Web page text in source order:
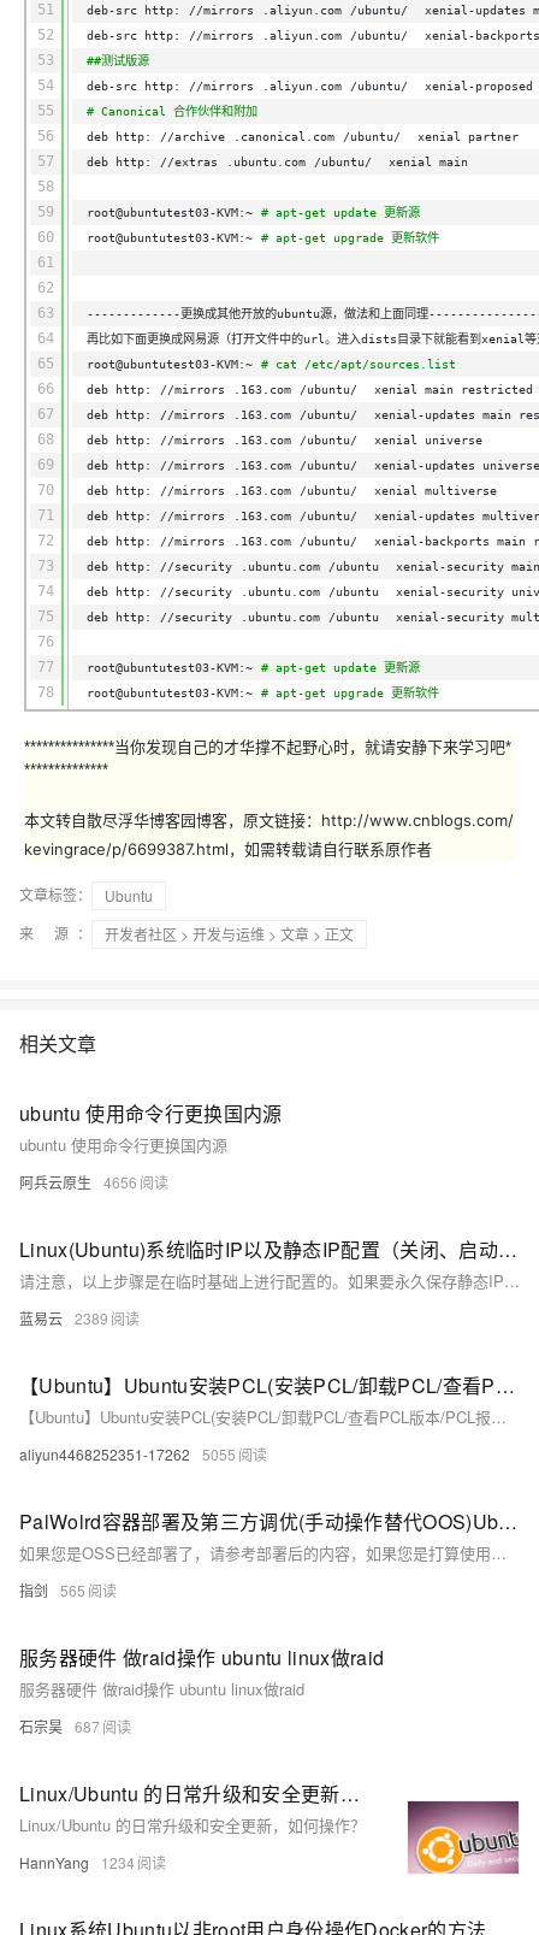
51
52
53
54
55
56
57
58
59
60
61
62
63
64
65
66
67
68
69
70
71
72
73
74
75
76
77
78
deb-src http:
//mirrors .aliyun.com /ubuntu/
xenial-updates
deb-src http:
//mirrors .aliyun.com /ubuntu/
xenial-
##测试版源
deb-src http:
//mirrors .aliyun.com /ubuntu/
xenial-
# Canonical 合作伙伴和附加
deb http:
//archive .canonical.com /ubuntu/
xenial partner
deb http:
//extras .ubuntu.com /ubuntu/ xenial main
root@ubuntutest03-KVM:~
# apt-get update 更新源
root@ubuntutest03-KVM:~
# apt-get upgrade 更新软件
-------------更换成其他开放的ubuntu源，做法和上面同理
再比如下面更换成网易源（打开文件中的url。进入dists目录下就能看到xenial等
root@ubuntutest03-KVM:~
# cat /etc/apt/sources.list
deb http:
//mirrors .163.com /ubuntu/
xenial main restricted
deb http:
//mirrors .163.com /ubuntu/
xenial-updates main
deb http:
//mirrors .163.com /ubuntu/
xenial universe
deb http:
//mirrors .163.com /ubuntu/
xenial-updates universe
deb http:
//mirrors .163.com /ubuntu/
xenial multiverse
deb http:
//mirrors .163.com /ubuntu/
xenial-updates
deb http:
//mirrors .163.com /ubuntu/
xenial-backports main
deb http:
//security .ubuntu.com /ubuntu
xenial-security
deb http:
//security .ubuntu.com /ubuntu
xenial-security
deb http:
//security .ubuntu.com /ubuntu xenial-security
root@ubuntutest03-KVM:~
# apt-get update 更新源
root@ubuntutest03-KVM:~
# apt-get upgrade 更新软件
***************当你发现自己的才华撑不起野心时，就请安静下来学习吧*
**************
本文转自散尽浮华博客园博客，原文链接：http://www.cnblogs.com/
kevingrace/p/6699387.html，如需转载请自行联系原作者
文章标签：
Ubuntu
来 源：
开发者社区 > 开发与运维 > 文章 > 正文
相关文章
ubuntu 使用命令行更换国内源
ubuntu 使用命令行更换国内源
阿兵云原生 4656
Linux(Ubuntu)系统临时IP以及静态IP配置（关闭、启动网卡等操作）
请注意，以上步骤是在临时基础上进行配置的。如果要永久保存静态IP地址，通常还需要修改 `/etc/network/interfaces`文件，以便在系统重启后保持配置。同时，确保备份相关配置文件以防止出现问题。
蓝易云 2389
【Ubuntu】Ubuntu安装PCL(安装PCL/卸载PCL/查看PCL版本/PCL报错处理相关操作)（史上最详细）
【Ubuntu】Ubuntu安装PCL(安装PCL/卸载PCL/查看PCL版本/PCL报错处理相关操作)（史上最详细）
aliyun4468252351-17262 5055
PalWolrd容器部署及第三方调优(手动操作替代OOS)Ubuntu 22.04
如果您是OSS已经部署了，请参考部署后的内容，如果您是打算使用容器部署方案，请看清楚地域选择自己最合适的安装方式，请注意该方案仅仅适用于Ubuntu
指剑 565
服务器硬件 做raid操作 ubuntu linux做raid
服务器硬件 做raid操作 ubuntu linux做raid
石宗昊 687
Linux/Ubuntu 的日常升级和安全更新，如何操作？
Linux/Ubuntu 的日常升级和安全更新，如何操作？
HannYang 1234